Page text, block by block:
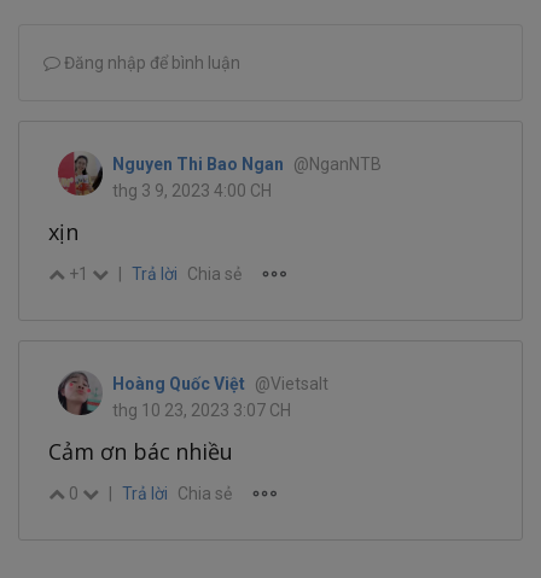
Đăng nhập để bình luận
Nguyen Thi Bao Ngan
@NganNTB
thg 3 9, 2023 4:00 CH
xịn
+1 Trả lời Chia sẻ
Hoàng Quốc Việt
@Vietsalt
thg 10 23, 2023 3:07 CH
Cảm ơn bác nhiều
0 Trả lời Chia sẻ